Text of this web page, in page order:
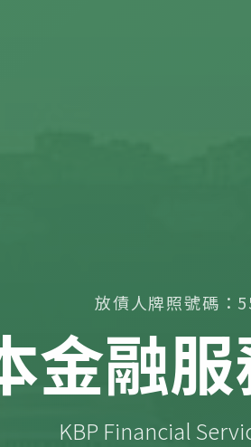
放債人牌照號碼：
金融
KBP Financial